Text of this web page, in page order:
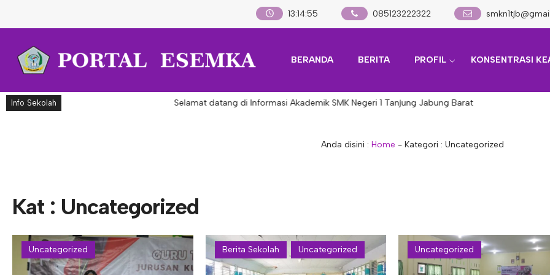
13:14:56 085123222322
BERANDA BERITA PROFIL KONSENTRASI
Info Sekolah Selamat datang di Informasi Akademik SMK Negeri 1 Tanjung Jabung Barat
Anda disini : Home - Kategori : Uncategorized
Kat : Uncategorized
Uncategorized Berita Sekolah Uncategorized Uncategorized